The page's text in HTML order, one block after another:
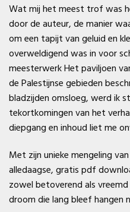
Wat mij het meest trof was
door de auteur, de manier
om een tapijt van geluid en
overweldigend was in voor
meesterwerk Het paviljoen
de Palestijnse gebieden
bladzijden omsloeg, werd ik
tekortkomingen van het
diepgang en inhoud liet me
Met zijn unieke mengeling
alledaagse, gratis pdf
zowel betoverend als
droom die lang bleef hangen